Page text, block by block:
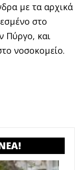
με τα αρχικά
στο
Πύργο, και
νοσοκομείο.